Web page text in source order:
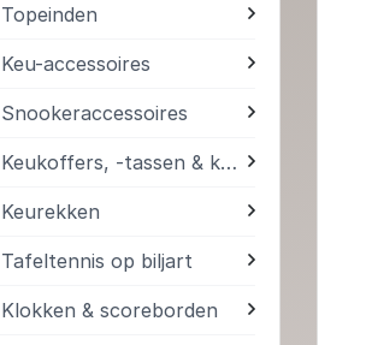
Topeinden
Keu-accessoires
Snookeraccessoires
Keukoffers, -tassen & kokers
Keurekken
Tafeltennis op biljart
Klokken & scoreborden